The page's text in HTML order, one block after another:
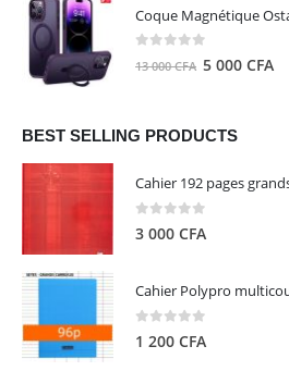
était :
000 CFA.
000
13 000CFA Le
était :
000 CFA.
5 000 CFA
BEST SELLING PRODUCTS
3 000 CFA
1 200 CFA